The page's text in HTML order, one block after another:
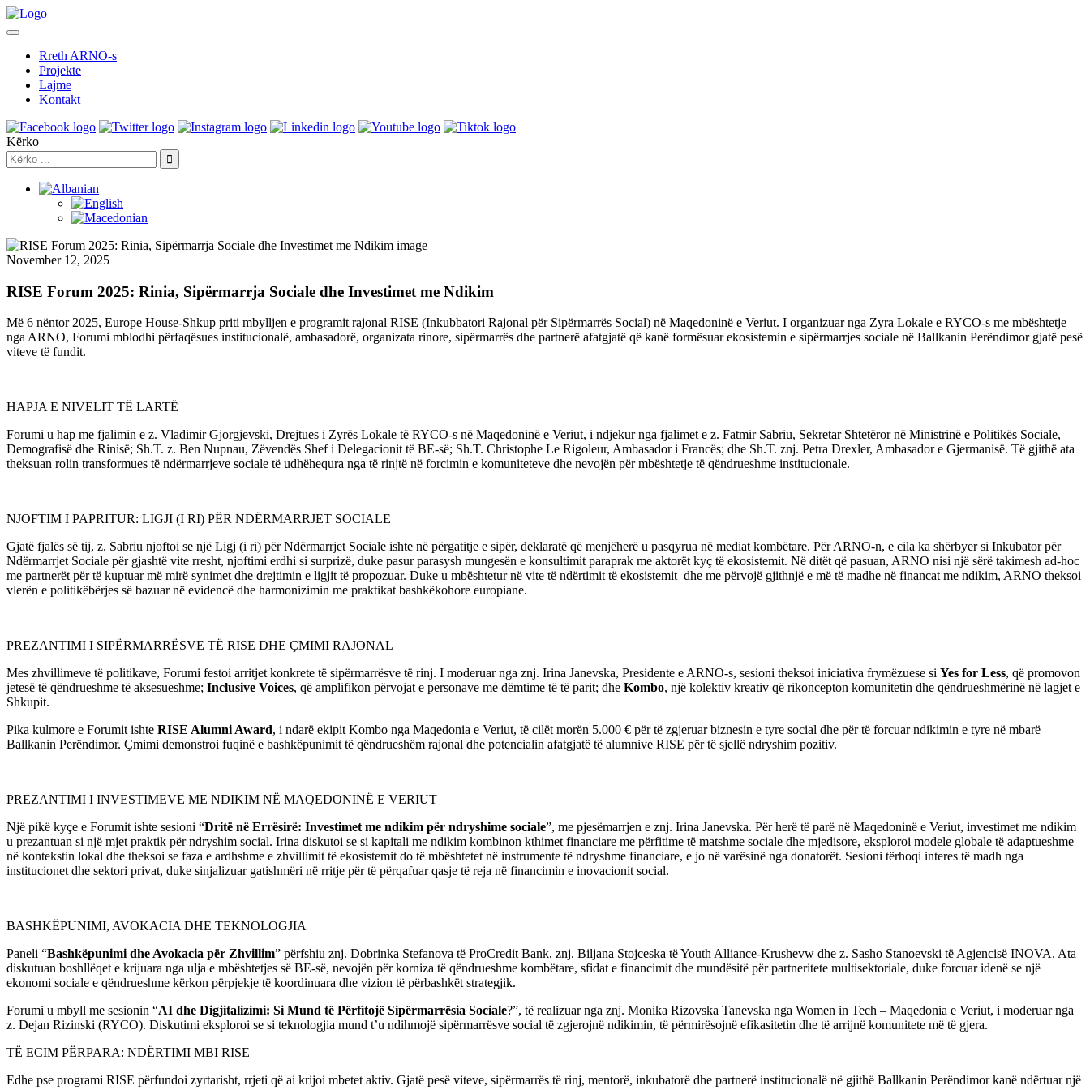
Rreth ARNO-s
Projekte
Lajme
Kontakt
Kërko
November 12, 2025
RISE Forum 2025: Rinia, Sipërmarrja Sociale dhe Investimet me Ndikim
Më 6 nëntor 2025, Europe House-Shkup priti mbylljen e programit rajonal RISE (Inkubbatori Rajonal për Sipërmarrës Social) në Maqedoninë e Veriut. I organizuar nga Zyra Lokale e RYCO-s me mbështetje
nga ARNO, Forumi mblodhi përfaqësues institucionalë, ambasadorë, organizata rinore, sipërmarrës dhe partnerë afatgjatë që kanë formësuar ekosistemin e sipërmarrjes sociale në Ballkanin Perëndimor gjatë pesë
viteve të fundit.
HAPJA E NIVELIT TË LARTË
Forumi u hap me fjalimin e z. Vladimir Gjorgjevski, Drejtues i Zyrës Lokale të RYCO-s në Maqedoninë e Veriut, i ndjekur nga fjalimet e z. Fatmir Sabriu, Sekretar Shtetëror në Ministrinë e Politikës Sociale,
Demografisë dhe Rinisë; Sh.T. z. Ben Nupnau, Zëvendës Shef i Delegacionit të BE-së; Sh.T. Christophe Le Rigoleur, Ambasador i Francës; dhe Sh.T. znj. Petra Drexler, Ambasador e Gjermanisë. Të gjithë ata
theksuan rolin transformues të ndërmarrjeve sociale të udhëhequra nga të rinjtë në forcimin e komuniteteve dhe nevojën për mbështetje të qëndrueshme institucionale.
NJOFTIM I PAPRITUR: LIGJI (I RI) PËR NDËRMARRJET SOCIALE
Gjatë fjalës së tij, z. Sabriu njoftoi se një Ligj (i ri) për Ndërmarrjet Sociale ishte në përgatitje e sipër, deklaratë që menjëherë u pasqyrua në mediat kombëtare. Për ARNO-n, e cila ka shërbyer si Inkubator për
Ndërmarrjet Sociale për gjashtë vite rresht, njoftimi erdhi si surprizë, duke pasur parasysh mungesën e konsultimit paraprak me aktorët kyç të ekosistemit. Në ditët që pasuan, ARNO nisi një sërë takimesh ad-hoc
me partnerët për të kuptuar më mirë synimet dhe drejtimin e ligjit të propozuar. Duke u mbështetur në vite të ndërtimit të ekosistemit dhe me përvojë gjithnjë e më të madhe në financat me ndikim, ARNO theksoi
vlerën e politikëbërjes së bazuar në evidencë dhe harmonizimin me praktikat bashkëkohore europiane.
PREZANTIMI I SIPËRMARRËSVE TË RISE DHE ÇMIMI RAJONAL
Mes zhvillimeve të politikave, Forumi festoi arritjet konkrete të sipërmarrësve të rinj. I moderuar nga znj. Irina Janevska, Presidente e ARNO-s, sesioni theksoi iniciativa frymëzuese si Yes for Less, që promovon
jetesë të qëndrueshme të aksesueshme; Inclusive Voices, që amplifikon përvojat e personave me dëmtime të të parit; dhe Kombo, një kolektiv kreativ që rikoncepton komunitetin dhe qëndrueshmërinë në lagjet e
Shkupit.
Pika kulmore e Forumit ishte RISE Alumni Award, i ndarë ekipit Kombo nga Maqedonia e Veriut, të cilët morën 5.000 € për të zgjeruar biznesin e tyre social dhe për të forcuar ndikimin e tyre në mbarë
Ballkanin Perëndimor. Çmimi demonstroi fuqinë e bashkëpunimit të qëndrueshëm rajonal dhe potencialin afatgjatë të alumnive RISE për të sjellë ndryshim pozitiv.
PREZANTIMI I INVESTIMEVE ME NDIKIM NË MAQEDONINË E VERIUT
Një pikë kyçe e Forumit ishte sesioni “Dritë në Errësirë: Investimet me ndikim për ndryshime sociale”, me pjesëmarrjen e znj. Irina Janevska. Për herë të parë në Maqedoninë e Veriut, investimet me ndikim
u prezantuan si një mjet praktik për ndryshim social. Irina diskutoi se si kapitali me ndikim kombinon kthimet financiare me përfitime të matshme sociale dhe mjedisore, eksploroi modele globale të adaptueshme
në kontekstin lokal dhe theksoi se faza e ardhshme e zhvillimit të ekosistemit do të mbështetet në instrumente të ndryshme financiare, e jo në varësinë nga donatorët. Sesioni tërhoqi interes të madh nga
institucionet dhe sektori privat, duke sinjalizuar gatishmëri në rritje për të përqafuar qasje të reja në financimin e inovacionit social.
BASHKËPUNIMI, AVOKACIA DHE TEKNOLOGJIA
Paneli “Bashkëpunimi dhe Avokacia për Zhvillim” përfshiu znj. Dobrinka Stefanova të ProCredit Bank, znj. Biljana Stojceska të Youth Alliance-Krushevw dhe z. Sasho Stanoevski të Agjencisë INOVA. Ata
diskutuan boshllëqet e krijuara nga ulja e mbështetjes së BE-së, nevojën për korniza të qëndrueshme kombëtare, sfidat e financimit dhe mundësitë për partneritete multisektoriale, duke forcuar idenë se një
ekonomi sociale e qëndrueshme kërkon përpjekje të koordinuara dhe vizion të përbashkët strategjik.
Forumi u mbyll me sesionin “AI dhe Digjitalizimi: Si Mund të Përfitojë Sipërmarrësia Sociale?”, të realizuar nga znj. Monika Rizovska Tanevska nga Women in Tech – Maqedonia e Veriut, i moderuar nga
z. Dejan Rizinski (RYCO). Diskutimi eksploroi se si teknologjia mund t’u ndihmojë sipërmarrësve social të zgjerojnë ndikimin, të përmirësojnë efikasitetin dhe të arrijnë komunitete më të gjera.
TË ECIM PËRPARA: NDËRTIMI MBI RISE
Edhe pse programi RISE përfundoi zyrtarisht, rrjeti që ai krijoi mbetet aktiv. Gjatë pesë viteve, sipërmarrës të rinj, mentorë, inkubatorë dhe partnerë institucionalë në gjithë Ballkanin Perëndimor kanë ndërtuar një